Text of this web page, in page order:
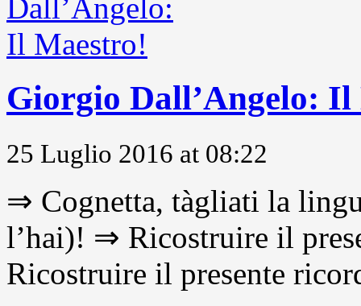
Giorgio Dall’Angelo:
25 Luglio 2016 at 08:22
⇒ Cognetta, tàgliati la
l’hai)! ⇒ Ricostruire il
Ricostruire il presente